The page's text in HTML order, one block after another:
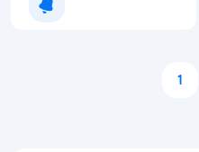
Уведомить о появлении
1